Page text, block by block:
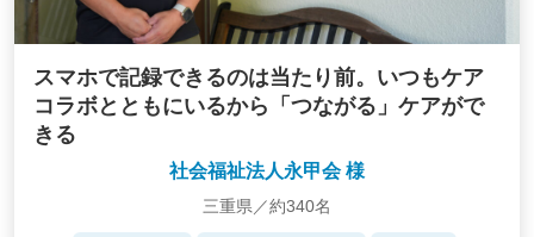
スマホで記録できるのは当たり前。いつもケア
コラボとともにいるから「つながる」ケアがで
きる
社会福祉法人永甲会 様
三重県／約340名